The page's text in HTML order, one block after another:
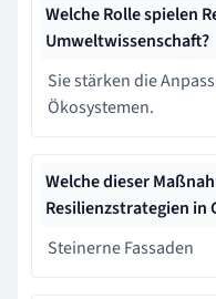
Welche Rolle spielen
Umweltwissenschaft?
Sie stärken die
Ökosystemen.
Welche dieser
Resilienzstrategien in
Steinerne Fassaden